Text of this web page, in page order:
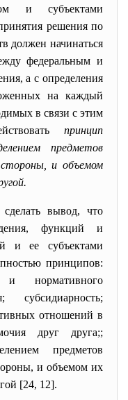
и субъектами
решения по
должен начинаться
федеральным и
а с определения
на каждый
в связи с этим
принцип
предметов
и объемом
вывод, что
функций и
и ее субъектами
принципов:
и нормативного
субсидиарность;
отношений в
друг друга;;
предметов
и объемом их
[24, 12].